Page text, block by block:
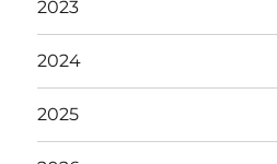
2023
2024
2025